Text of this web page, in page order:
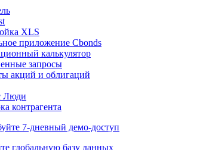
глобальную базу данных
доступ
XLS
приложение Cbonds
калькулятор
запросы
акций и облигаций
Люди
контрагента